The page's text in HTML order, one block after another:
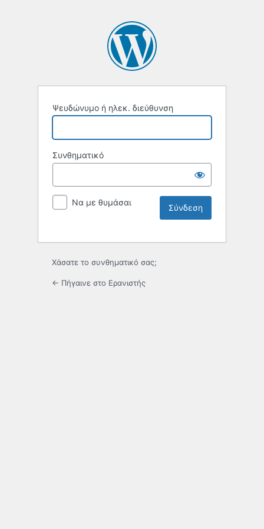
Ψευδώνυμο ή ηλεκ. διεύθυνση
Συνθηματικό
Να με θυμάσαι
Χάσατε το συνθηματικό σας;
← Πήγαινε στο Ερανιστής